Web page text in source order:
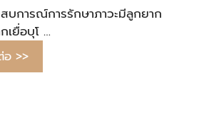
บการณ์การรักษาภาวะมีลูกยาก
เยื่อบุโ …
อ >>